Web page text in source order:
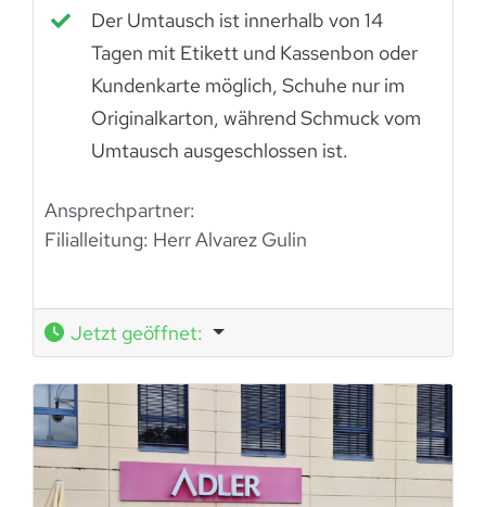
Der Umtausch ist innerhalb von 14
Tagen mit Etikett und Kassenbon oder
Kundenkarte möglich, Schuhe nur im
Originalkarton, während Schmuck vom
Umtausch ausgeschlossen ist.
Ansprechpartner:
Filialleitung: Herr Alvarez Gulin
Jetzt geöffnet: